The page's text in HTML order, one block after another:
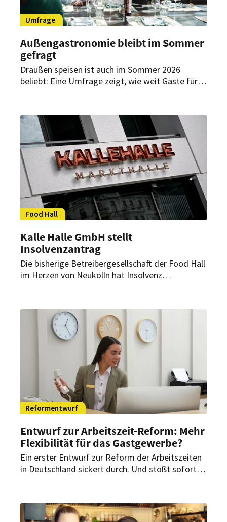
Umfrage
Außengastronomie bleibt im Sommer
gefragt
Draußen speisen ist auch im Sommer 2026
beliebt: Eine Umfrage zeigt, wie weit Gäste für
hundefreundliche Angebote haben.
Food Hall
Kalle Halle GmbH stellt
Insolvenzantrag
Die bisherige Betreibergesellschaft der Food Hall
im Herzen von Neukölln hat Insolvenz
Reformentwurf
Entwurf zur Arbeitszeit-Reform: Mehr
Flexibilität für das Gastgewerbe?
Ein erster Entwurf zur Reform der Arbeitszeiten
in Deutschland sickert durch. Und stößt sofort
Dienstplänen, wie ihn Hotels und Restaurants
bereits seit langem fordern.